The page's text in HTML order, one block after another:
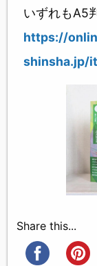
いずれもA5
https://
shinsha.jp/
Share this...